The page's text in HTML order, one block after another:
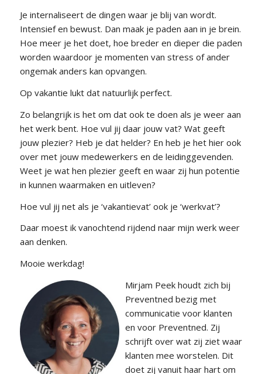
Je internaliseert de dingen waar je blij van wordt.
Intensief en bewust. Dan maak je paden aan in je brein.
Hoe meer je het doet, hoe breder en dieper die paden
worden waardoor je momenten van stress of ander
ongemak anders kan opvangen.
Op vakantie lukt dat natuurlijk perfect.
Zo belangrijk is het om dat ook te doen als je weer aan
het werk bent. Hoe vul jij daar jouw vat? Wat geeft
jouw plezier? Heb je dat helder? En heb je het hier ook
over met jouw medewerkers en de leidinggevenden.
Weet je wat hen plezier geeft en waar zij hun potentie
in kunnen waarmaken en uitleven?
Hoe vul jij net als je ‘vakantievat’ ook je ‘werkvat’?
Daar moest ik vanochtend rijdend naar mijn werk weer
aan denken.
Mooie werkdag!
Mirjam Peek houdt zich bij
Preventned bezig met
communicatie voor klanten
en voor Preventned. Zij
schrijft over wat zij ziet waar
klanten mee worstelen. Dit
doet zij vanuit haar hart om